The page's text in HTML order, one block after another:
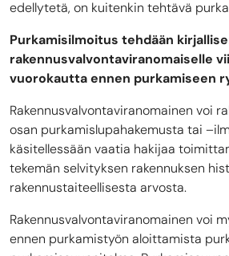
edellytetä, on kuitenkin tehtävä
Purkamisilmoitus tehdään
rakennusvalvontaviranomaiselle
vuorokautta ennen purkamiseen
Rakennusvalvontaviranomainen voi
osan purkamis­lupahakemusta tai
käsitellessään vaatia hakijaa
tekemän selvityksen rakennuksen
rakennustaiteelli­sesta arvosta.
Rakennusvalvontaviranomainen voi
ennen purka­mistyön aloittamista